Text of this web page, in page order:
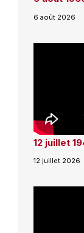
6 août 2026
12 juillet
12 juillet 2026